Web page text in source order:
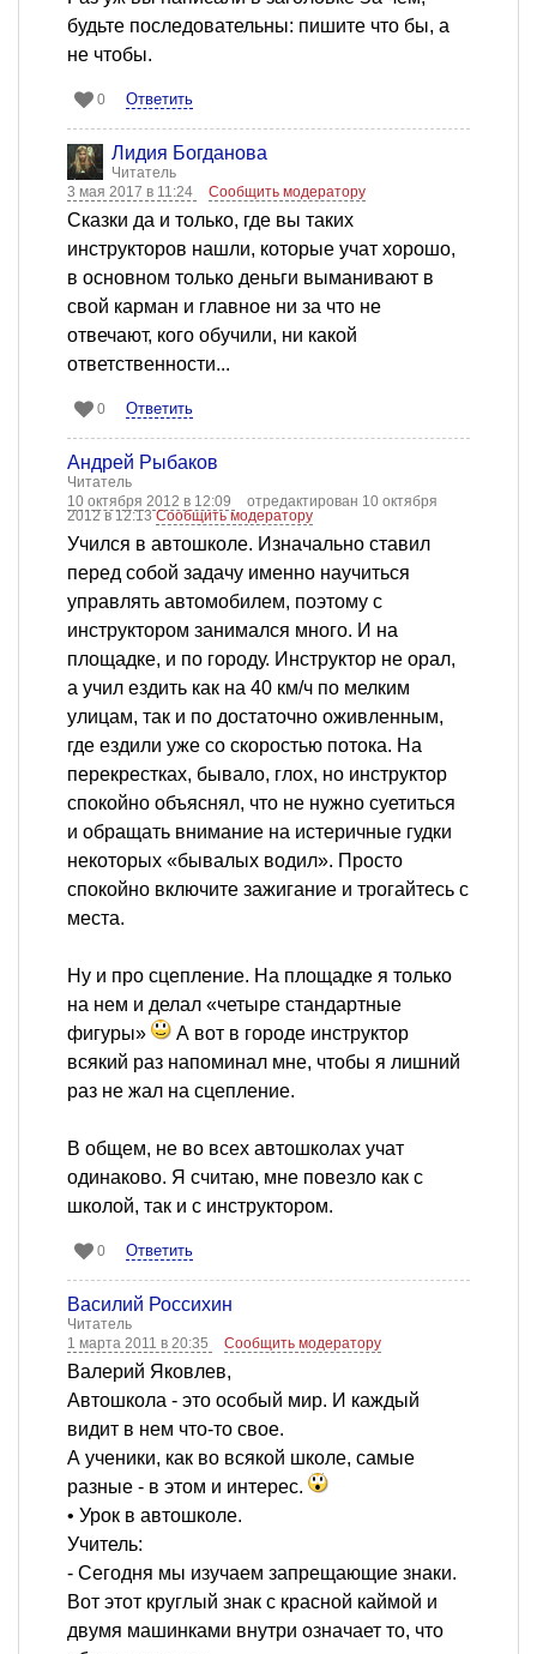
будьте последовательны: пишите что бы, а
не чтобы.
0 Ответить
Лидия Богданова
Читатель
3 мая 2017 в 11:24
Сообщить модератору
Сказки да и только, где вы таких
инструкторов нашли, которые учат хорошо,
в основном только деньги выманивают в
свой карман и главное ни за что не
отвечают, кого обучили, ни какой
ответственности...
0 Ответить
Андрей Рыбаков
Читатель
10 октября 2012 в 12:09
отредактирован 10 октября
2012 в 12:13Сообщить модератору
Учился в автошколе. Изначально ставил
перед собой задачу именно научиться
управлять автомобилем, поэтому с
инструктором занимался много. И на
площадке, и по городу. Инструктор не орал,
а учил ездить как на 40 км/ч по мелким
улицам, так и по достаточно оживленным,
где ездили уже со скоростью потока. На
перекрестках, бывало, глох, но инструктор
спокойно объяснял, что не нужно суетиться
и обращать внимание на истеричные гудки
некоторых «бывалых водил». Просто
спокойно включите зажигание и трогайтесь с
места.
Ну и про сцепление. На площадке я только
на нем и делал «четыре стандартные
фигуры»
А вот в городе инструктор
всякий раз напоминал мне, чтобы я лишний
раз не жал на сцепление.
В общем, не во всех автошколах учат
одинаково. Я считаю, мне повезло как с
школой, так и с инструктором.
0 Ответить
Василий Россихин
Читатель
1 марта 2011 в 20:35
Сообщить модератору
Валерий Яковлев,
Автошкола - это особый мир. И каждый
видит в нем что-то свое.
А ученики, как во всякой школе, самые
разные - в этом и интерес.
• Урок в автошколе.
Учитель:
- Сегодня мы изучаем запрещающие знаки.
Вот этот круглый знак с красной каймой и
двумя машинками внутри означает то, что